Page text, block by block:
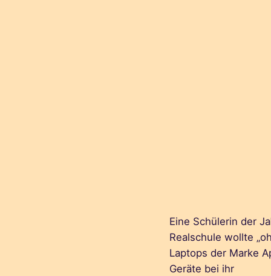
Eine Schülerin der
Realschule wollte
Laptops der Marke
Geräte bei ihr